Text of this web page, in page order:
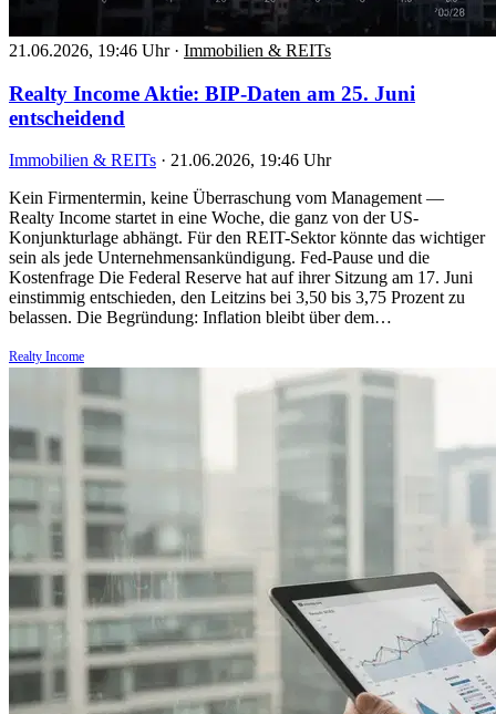
21.06.2026, 19:46 Uhr · Immobilien & REITs
Realty Income Aktie: BIP-Daten am 25. Juni
entscheidend
Immobilien & REITs · 21.06.2026, 19:46 Uhr
Kein Firmentermin, keine Überraschung vom Management —
Realty Income startet in eine Woche, die ganz von der US-
Konjunkturlage abhängt. Für den REIT-Sektor könnte das wichtiger
sein als jede Unternehmensankündigung. Fed-Pause und die
Kostenfrage Die Federal Reserve hat auf ihrer Sitzung am 17. Juni
einstimmig entschieden, den Leitzins bei 3,50 bis 3,75 Prozent zu
belassen. Die Begründung: Inflation bleibt über dem…
Realty Income